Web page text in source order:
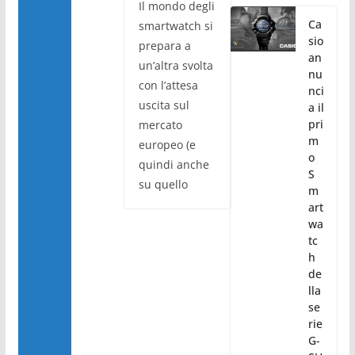
Il mondo degli
smartwatch si
prepara a
un’altra svolta
con l’attesa
uscita sul
mercato
europeo (e
quindi anche
su quello
Ca
sio
an
nu
nci
a il
pri
m
o
S
m
art
wa
tc
h
de
lla
se
rie
G-